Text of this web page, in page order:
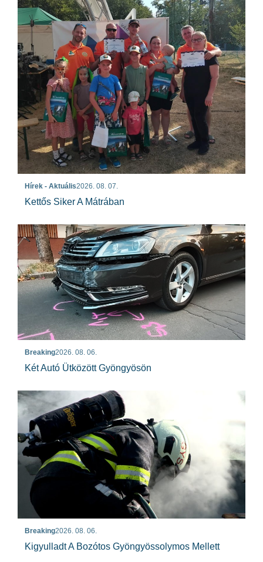
Hírek - Aktuális2026. 08. 07.
Kettős Siker A Mátrában
Breaking2026. 08. 06.
Két Autó Ütközött Gyöngyösön
Breaking2026. 08. 06.
Kigyulladt A Bozótos Gyöngyössolymos Mellett